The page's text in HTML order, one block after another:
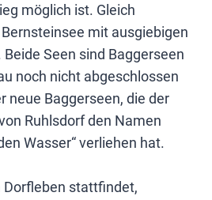
möglich ist. Gleich
mit ausgiebigen
Seen sind Baggerseen
noch nicht abgeschlossen
neue Baggerseen, die der
Ruhlsdorf den Namen
Wasser“ verliehen hat.
Dorfleben stattfindet,